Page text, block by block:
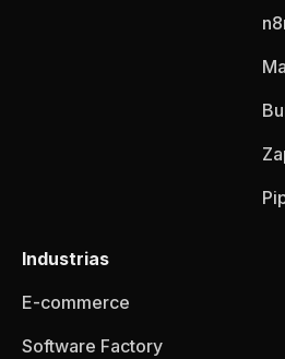
Industrias
E-commerce
Software Factory